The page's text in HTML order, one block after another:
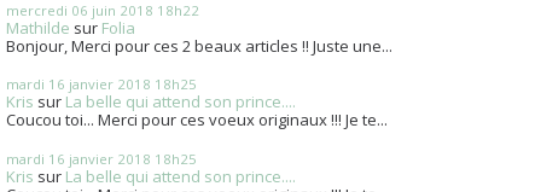
mercredi 06 juin 2018 18h22
Mathilde sur Folia
Bonjour, Merci pour ces 2 beaux articles !! Juste une...
mardi 16 janvier 2018 18h25
Kris sur La belle qui attend son prince....
Coucou toi... Merci pour ces voeux originaux !!! Je te...
mardi 16 janvier 2018 18h25
Kris sur La belle qui attend son prince....